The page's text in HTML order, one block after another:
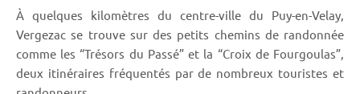
À quelques kilomètres du centre-ville du Puy-en-Velay,
Vergezac se trouve sur des petits chemins de randonnée
comme les “Trésors du Passé” et la “Croix de Fourgoulas”,
deux itinéraires fréquentés par de nombreux touristes et